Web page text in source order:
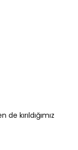
kırıldığımız